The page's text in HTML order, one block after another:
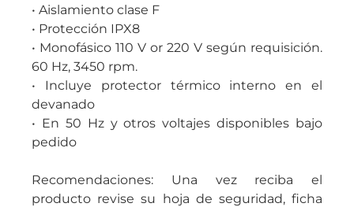
• Aislamiento clase F
• Protección IPX8
• Monofásico 110 V or 220 V según requisición.
60 Hz, 3450 rpm.
• Incluye protector térmico interno en el
devanado
• En 50 Hz y otros voltajes disponibles bajo
pedido
Recomendaciones: Una vez reciba el
producto revise su hoja de seguridad, ficha